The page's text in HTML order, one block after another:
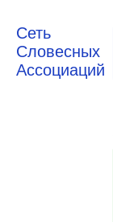
Сеть
Словесных
Ассоциаций